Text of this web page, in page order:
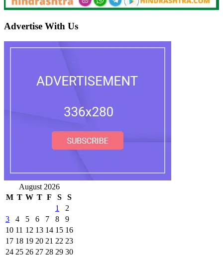
Advertise With Us
August 2026
M T W T F S
S
1
2
3
4 5 6 7 8
9
10 11 12 13 14 15 16
17 18 19 20 21 22 23
24 25 26 27 28 29 30